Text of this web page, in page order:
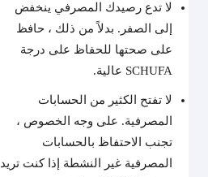
لا تدع رصيدك المصرفي ينخفض ​​
إلى الصفر. بدلاً من ذلك ، حافظ
على صحتها للحفاظ على درجة
SCHUFA عالية.
لا تفتح الكثير من الحسابات
المصرفية. على وجه الخصوص ،
تجنب الاحتفاظ بالحسابات
المصرفية غير النشطة إذا كنت تريد